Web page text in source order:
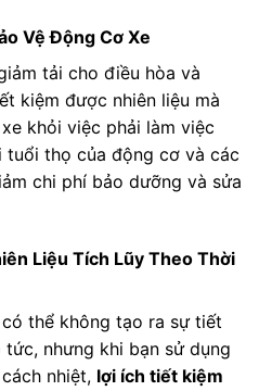
Vệ Động Cơ Xe
tải cho điều hòa và
kiệm được nhiên liệu mà
khỏi việc phải làm việc
tuổi thọ của động cơ và các
chi phí bảo dưỡng và sửa
Liệu Tích Lũy Theo Thời
thể không tạo ra sự tiết
nhưng khi bạn sử dụng
nhiệt, lợi ích tiết kiệm